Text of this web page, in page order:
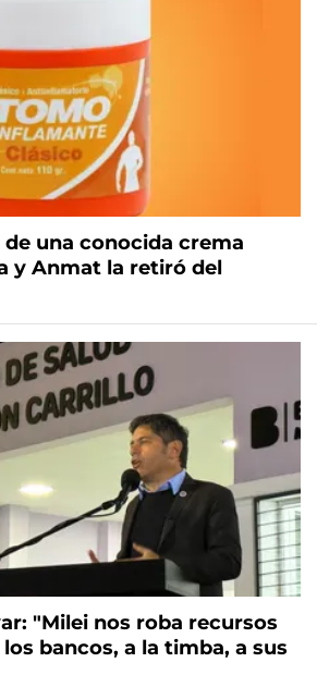
una conocida crema
y Anmat la retiró del
"Milei nos roba recursos
bancos, a la timba, a sus